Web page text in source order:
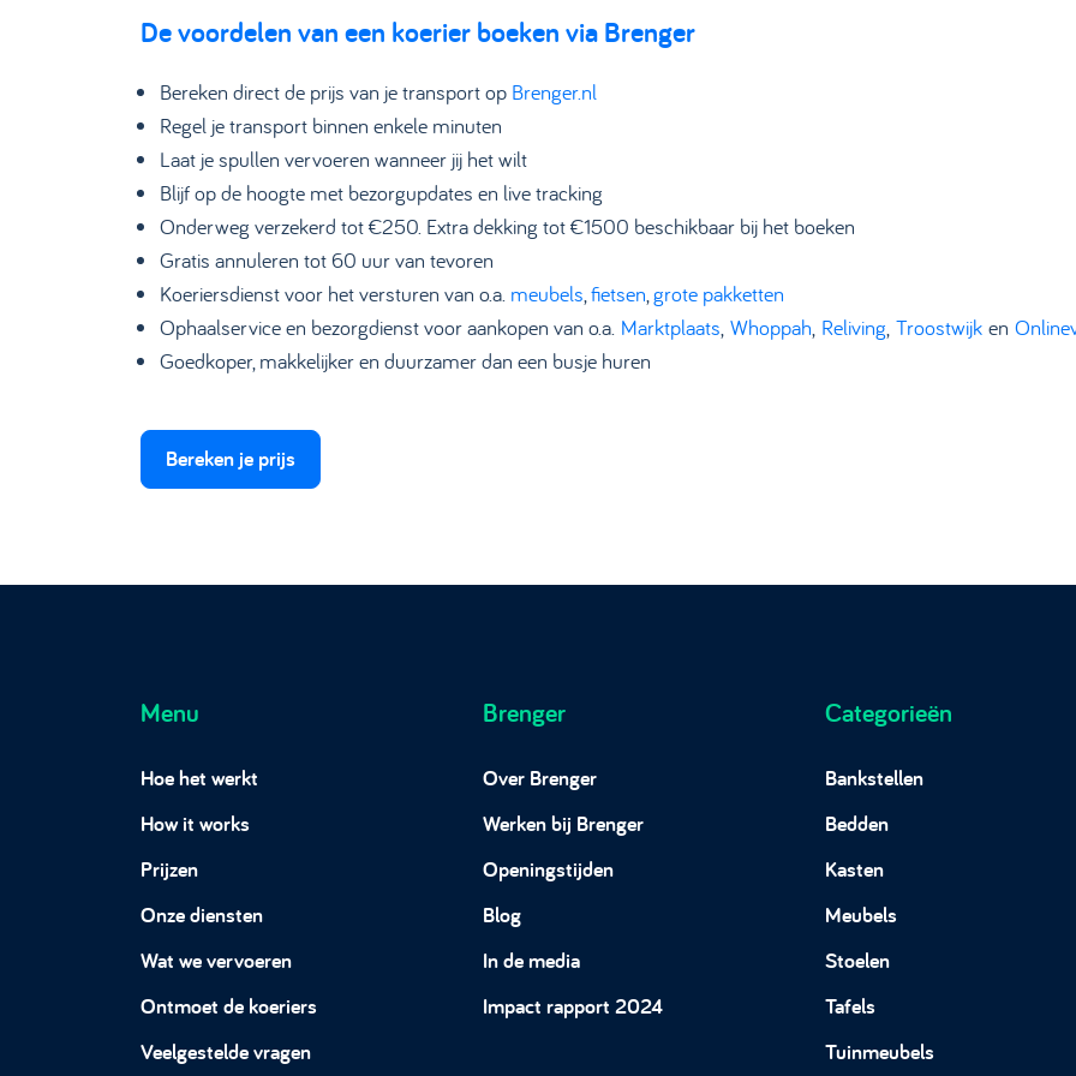
De voordelen van een koerier boeken via Brenger
Bereken direct de prijs van je transport op Brenger.nl
Regel je transport binnen enkele minuten
Laat je spullen vervoeren wanneer jij het wilt
Blijf op de hoogte met bezorgupdates en live tracking
Onderweg verzekerd tot €250. Extra dekking tot €1500 beschikbaar bij het boeken
Gratis annuleren tot 60 uur van tevoren
Koeriersdienst voor het versturen van o.a. meubels,fietsen,grote pakketten
Ophaalservice en bezorgdienst voor aankopen van o.a. Marktplaats, Whoppah, Reliving, Troostwijk en
Goedkoper, makkelijker en duurzamer dan een busje huren
Bereken je prijs
Menu
Hoe het werkt
How it works
Prijzen
Onze diensten
Wat we vervoeren
Ontmoet de koeriers
Veelgestelde vragen
Brenger
Over Brenger
Werken bij Brenger
Openingstijden
Blog
In de media
Impact rapport 2024
Categorieën
Bankstellen
Bedden
Kasten
Meubels
Stoelen
Tafels
Tuinmeubels